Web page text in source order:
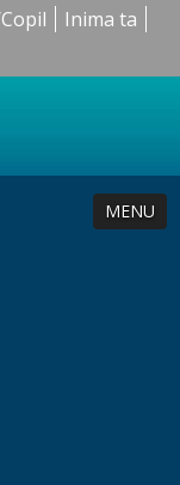
Inima ta
MENU